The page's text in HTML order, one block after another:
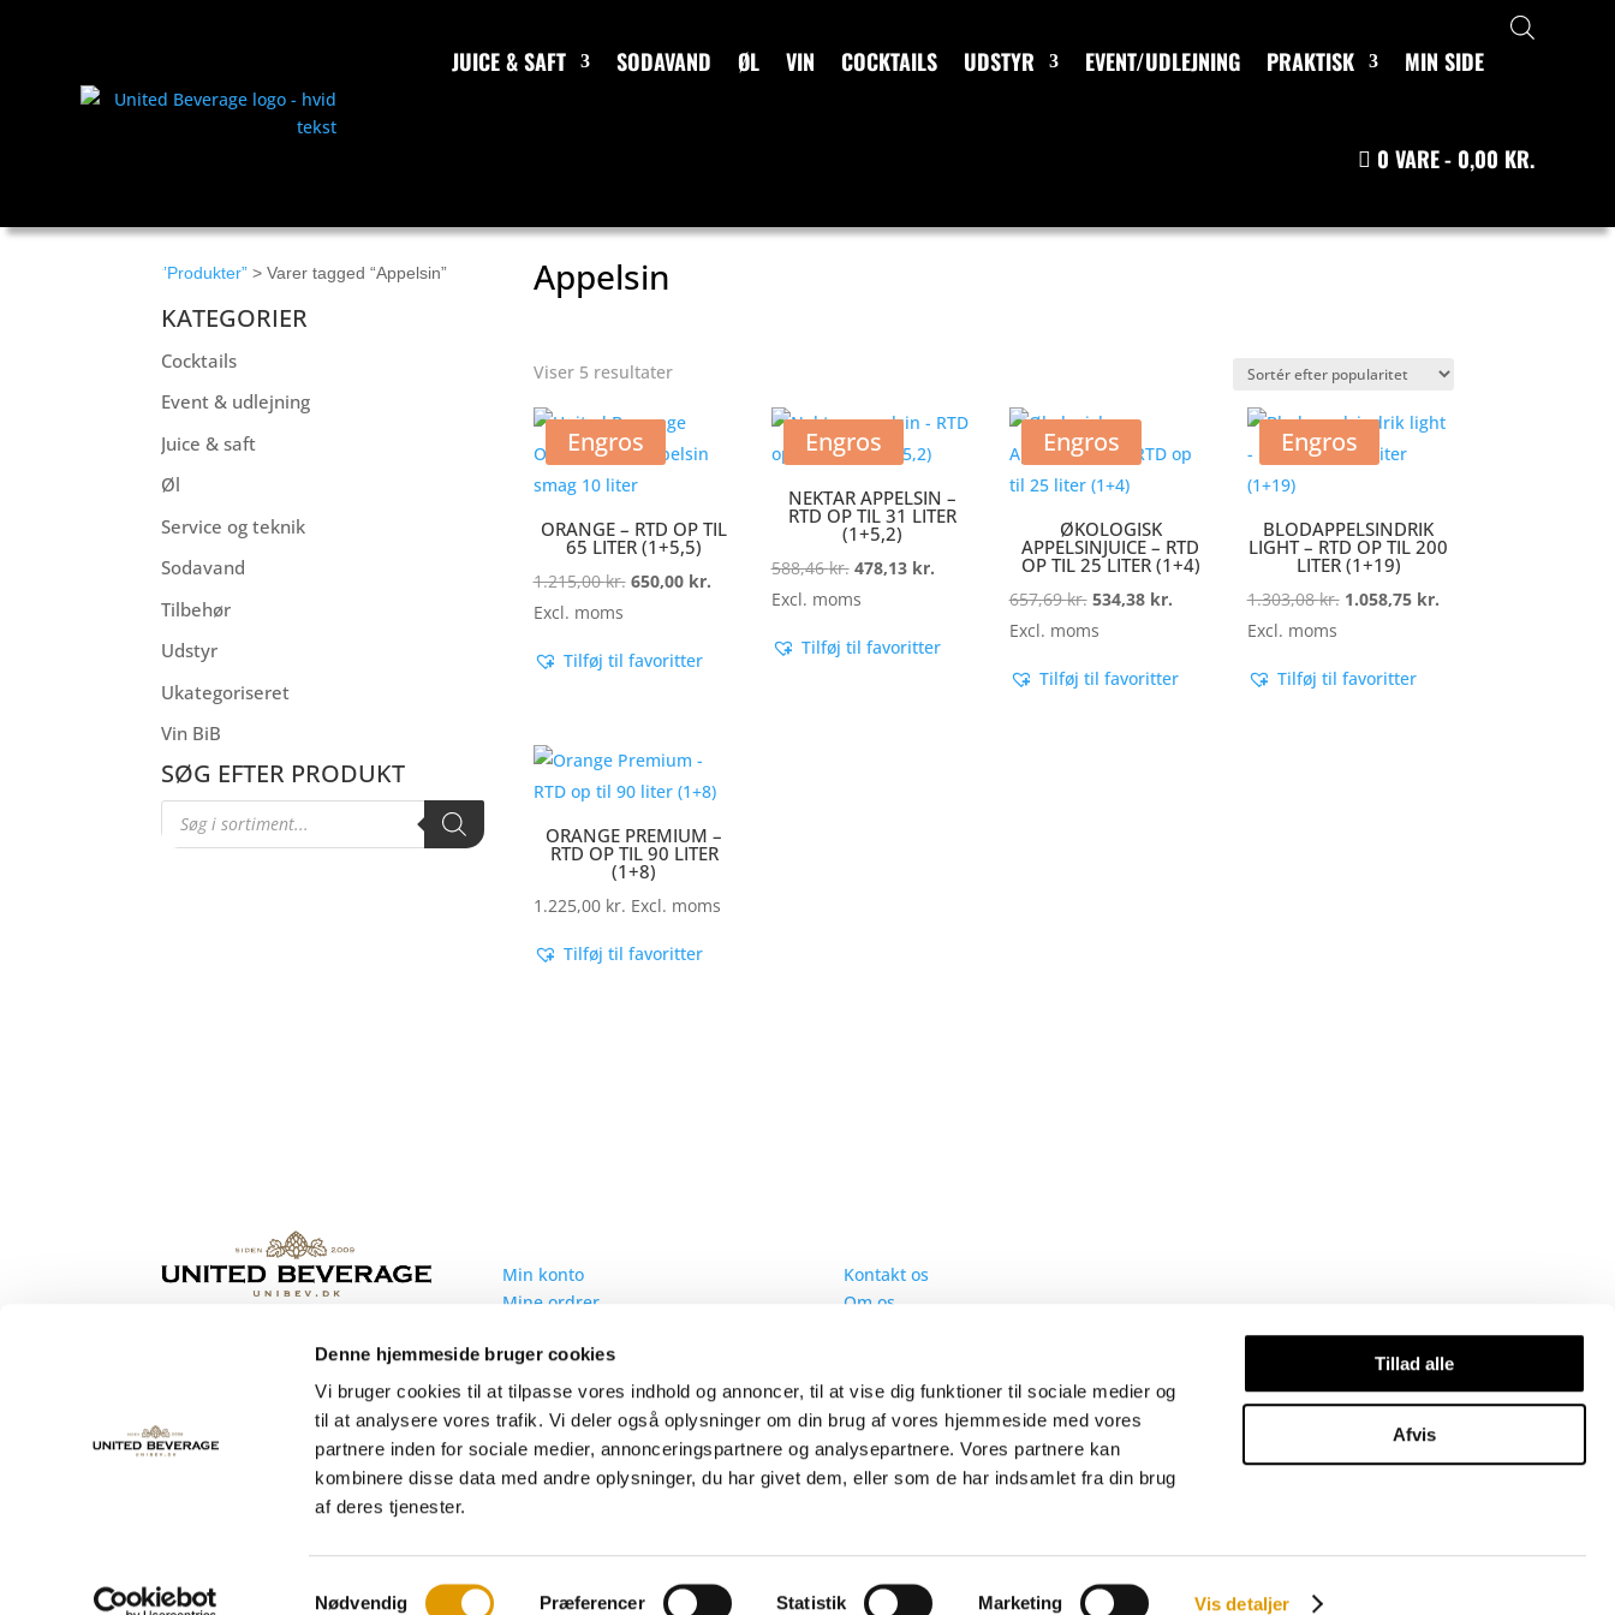
Denne hjemmeside bruger cookies
Vi bruger cookies til at tilpasse vores indhold og annoncer, til at vise dig funktioner til sociale medier og
til at analysere vores trafik. Vi deler også oplysninger om din brug af vores hjemmeside med vores
partnere inden for sociale medier, annonceringspartnere og analysepartnere. Vores partnere kan
kombinere disse data med andre oplysninger, du har givet dem, eller som de har indsamlet fra din brug
af deres tjenester.
Samtykkevalg
Nødvendig Præferencer Statistik Marketing Vis detaljer
Tillad alle
Afvis
JUICE & SAFT SODAVAND ØL VIN COCKTAILS UDSTYR EVENT/UDLEJNING PRAKTISK MIN SIDE
0 VARE 0,00 KR.
”Produkter” > Varer tagged “Appelsin”
KATEGORIER
Cocktails
Event & udlejning
Juice & saft
Øl
Service og teknik
Sodavand
Tilbehør
Udstyr
Ukategoriseret
Vin BiB
SØG EFTER PRODUKT
Products
search
Appelsin
Viser 5 resultaterSorteret
popularitet
Engros
ORANGE – RTD OP TIL
65 LITER (1+5,5)
1.215,00kr. Den
var:
650,00 kr.Den
aktuelle
Excl. moms
Tilføj til favoritter
Engros
NEKTAR APPELSIN –
RTD OP TIL 31 LITER
(1+5,2)
588,46kr. Den
oprindelige
var:
478,13 kr.Den
er:
Excl. moms
Tilføj til favoritter
Engros
ØKOLOGISK
APPELSINJUICE – RTD
OP TIL 25 LITER (1+4)
657,69kr. Den
oprindelige
var:
534,38 kr.Den
er:
Excl. moms
Tilføj til favoritter
Engros
BLODAPPELSINDRIK
LIGHT – RTD OP TIL 200
LITER (1+19)
1.303,08kr. Den
var:
1.058,75 kr.Den
Excl. moms
Tilføj til favoritter
ORANGE PREMIUM –
RTD OP TIL 90 LITER
(1+8)
1.225,00 kr. Excl. moms
Tilføj til favoritter
United Beverage Nordic ApS
Tlf.+45 70 15 00 80
Min konto
Mine ordrer
Mine informationer
Bliv oprettet som kunde
Kontakt os
Om os
Fødevarerapport
FAQ - Sodavand
FAQ - Øl
Returforsendelse
Beregn besparelse